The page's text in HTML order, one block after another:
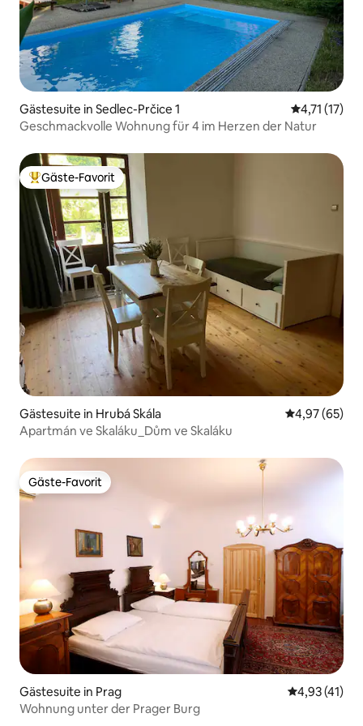
Gästesuite in Sedlec-Prčice 1
4,71 (17)
Geschmackvolle Wohnung für 4 im Herzen der Natur
Beliebter Gäste-Favorit.
Gäste-Favorit
Gästesuite in Hrubá Skála
4,97 (65)
Apartmán ve Skaláku_Dům ve Skaláku
Gäste-Favorit
Gäste-Favorit
Gästesuite in Prag
4,93 (41)
Wohnung unter der Prager Burg